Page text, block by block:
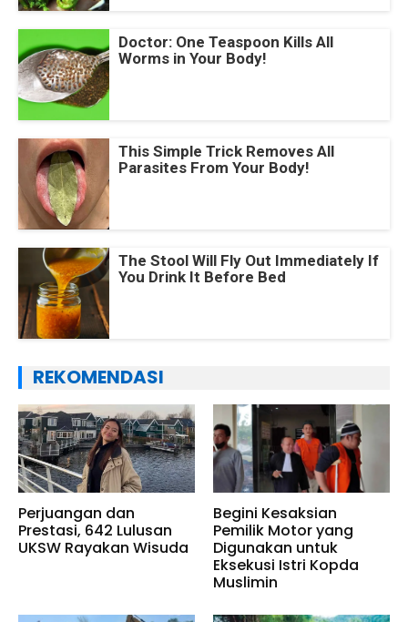
Doctor: One Teaspoon Kills All
Worms in Your Body!
This Simple Trick Removes All
Parasites From Your Body!
The Stool Will Fly Out Immediately If
You Drink It Before Bed
REKOMENDASI
Perjuangan dan
Prestasi, 642 Lulusan
UKSW Rayakan Wisuda
Begini Kesaksian
Pemilik Motor yang
Digunakan untuk
Eksekusi Istri Kopda
Muslimin